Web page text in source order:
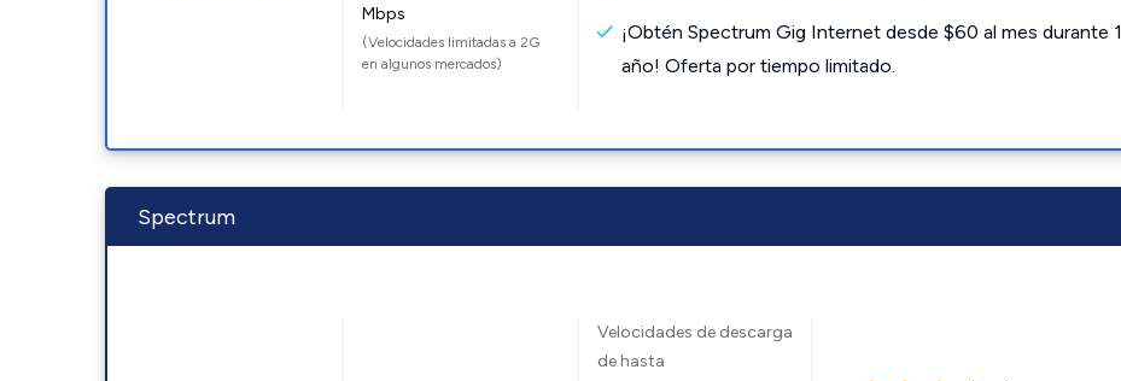
Mbps
(Velocidades limitadas a 2G
en algunos mercados)
¡Obtén Spectrum Gig Internet desde $60 al mes durante 1
año! Oferta por tiempo limitado.
Spectrum
Velocidades de descarga
de hasta